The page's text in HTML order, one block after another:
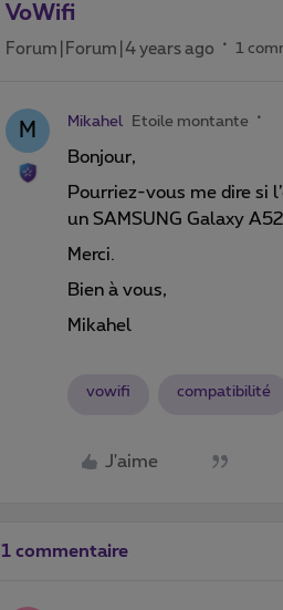
VoWifi
Forum|Forum|4 years ago 1
M Mikahel Etoile montante
Bonjour,
Pourriez-vous me dire si
un SAMSUNG Galaxy
Merci.
Bien à vous,
Mikahel
vowifi compatibilité
J'aime
1 commentaire